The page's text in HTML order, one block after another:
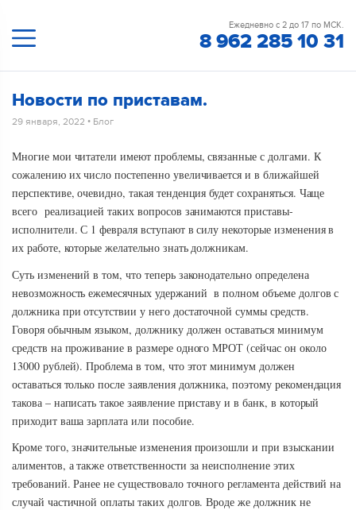
Ежедневно с 2 до 17 по МСК.
8 962 285 10 31
Новости по приставам.
29 января, 2022 • Блог
Многие мои читатели имеют проблемы, связанные с долгами. К
сожалению их число постепенно увеличивается и в ближайшей
перспективе, очевидно, такая тенденция будет сохраняться. Чаще
всего реализацией таких вопросов занимаются приставы-
исполнители. С 1 февраля вступают в силу некоторые изменения в
их работе, которые желательно знать должникам.
Суть изменений в том, что теперь законодательно определена
невозможность ежемесячных удержаний в полном объеме долгов с
должника при отсутствии у него достаточной суммы средств.
Говоря обычным языком, должнику должен оставаться минимум
средств на проживание в размере одного МРОТ (сейчас он около
13000 рублей). Проблема в том, что этот минимум должен
оставаться только после заявления должника, поэтому рекомендация
такова – написать такое заявление приставу и в банк, в который
приходит ваша зарплата или пособие.
Кроме того, значительные изменения произошли и при взыскании
алиментов, а также ответственности за неисполнение этих
требований. Ранее не существовало точного регламента действий на
случай частичной оплаты таких долгов. Вроде же должник не